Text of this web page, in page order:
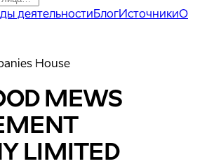
деятельностиБлогИсточникиО
House
MEWS
LIMITED